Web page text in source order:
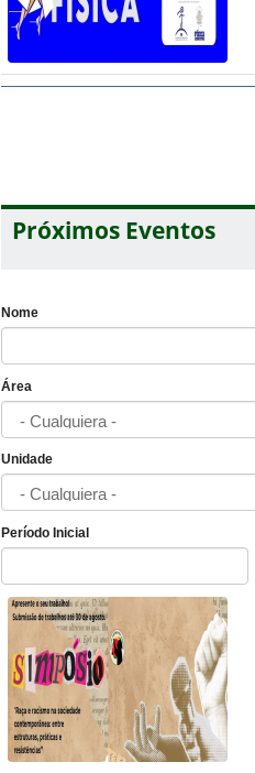
Próximos Eventos
Nome
Área
Unidade
Período Inicial
Fecha